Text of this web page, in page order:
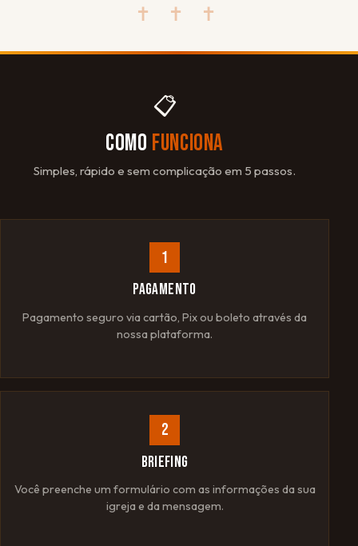
✝ ✝ ✝
📋
COMO FUNCIONA
Simples, rápido e sem complicação em 5 passos.
1
PAGAMENTO
Pagamento seguro via cartão, Pix ou boleto através da
nossa plataforma.
2
BRIEFING
Você preenche um formulário com as informações da sua
igreja e da mensagem.